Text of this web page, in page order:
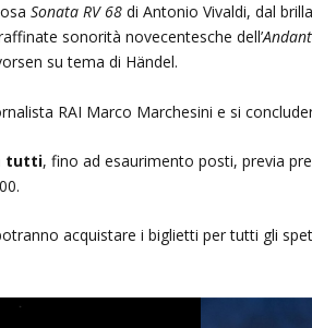
Sonata RV 68di Antonio Vivaldi, dal
sonorità novecentesche dell’
su tema di Händel.
RAI Marco Marchesini e si
tutti, fino ad esaurimento posti, previa
acquistare i biglietti per tutti gli